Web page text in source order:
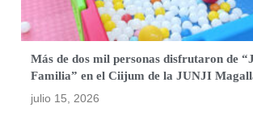
Más de dos mil personas disfrutaron de
Familia” en el Ciijum de la JUNJI
julio 15, 2026